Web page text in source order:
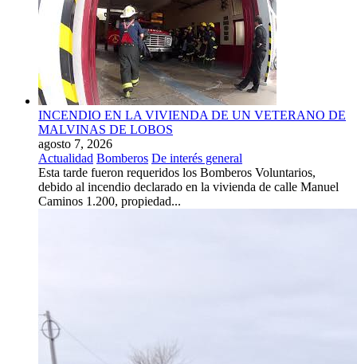
INCENDIO EN LA VIVIENDA DE UN VETERANO DE
MALVINAS DE LOBOS
agosto 7, 2026
Actualidad Bomberos De interés general
Esta tarde fueron requeridos los Bomberos Voluntarios,
debido al incendio declarado en la vivienda de calle Manuel
Caminos 1.200, propiedad...